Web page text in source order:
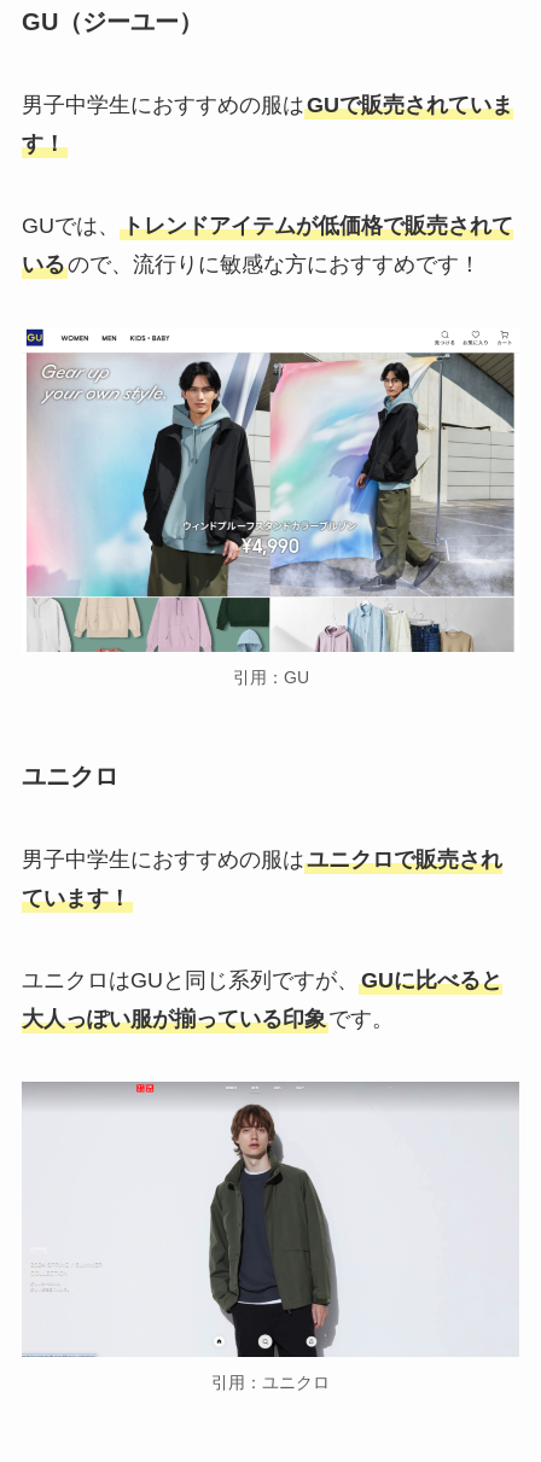
GU（ジーユー）
男子中学生におすすめの服はGUで販売されていま
す！
GUでは、 トレンドアイテムが低価格で販売されて
いるので、流行りに敏感な方におすすめです！
引用：GU
ユニクロ
男子中学生におすすめの服はユニクロで販売され
ています！
ユニクロはGUと同じ系列ですが、 GUに比べると
大人っぽい服が揃っている印象です。
引用：ユニクロ